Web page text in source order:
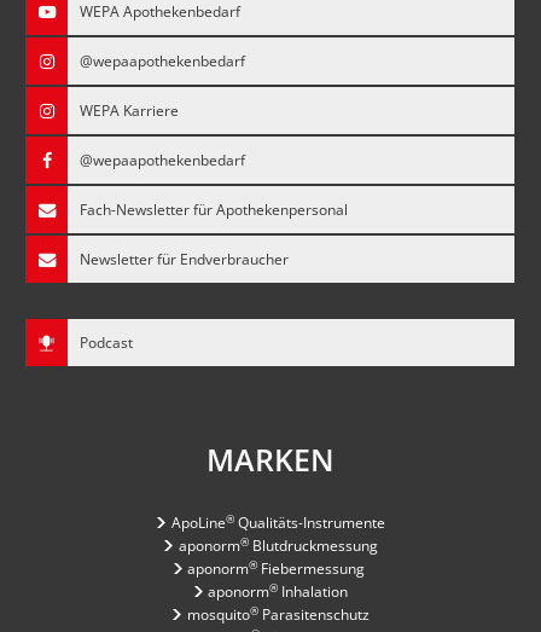
WEPA Apothekenbedarf
@wepaapothekenbedarf
WEPA Karriere
@wepaapothekenbedarf
Fach-Newsletter für Apothekenpersonal
Newsletter für Endverbraucher
Podcast
MARKEN
ApoLine®Qualitäts-Instrumente
aponorm®Blutdruckmessung
aponorm® Fiebermessung
aponorm® Inhalation
mosquito®Parasitenschutz